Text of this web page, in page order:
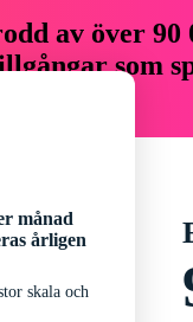
av över
som
månad
årligen
skala och